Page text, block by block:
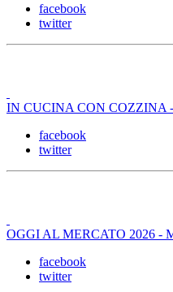
facebook
twitter
IN CUCINA CON COZZINA -
facebook
twitter
OGGI AL MERCATO 2026 -
facebook
twitter